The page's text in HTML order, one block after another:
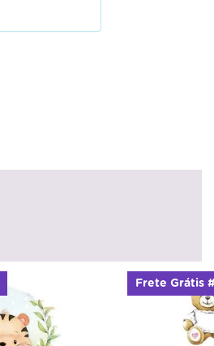
Frete Grátis